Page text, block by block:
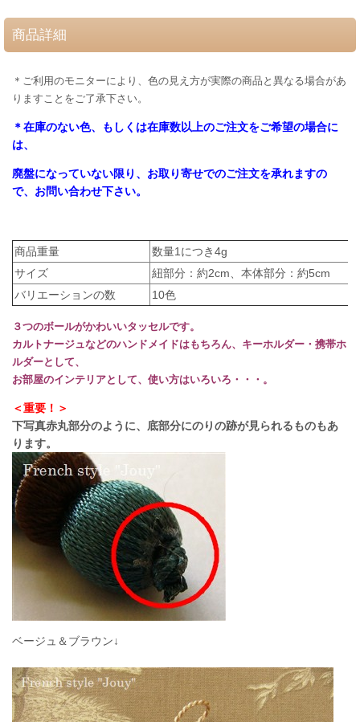
商品詳細
＊ご利用のモニターにより、色の見え方が実際の商品と異なる場合があ
りますことをご了承下さい。
＊在庫のない色、もしくは在庫数以上のご注文をご希望の場合に
は、
廃盤になっていない限り、お取り寄せでのご注文を承れますの
で、お問い合わせ下さい。
商品重量
数量1につき4g
サイズ
紐部分：約2cm、本体部分：約5cm
バリエーションの数
10色
３つのボールがかわいいタッセルです。
カルトナージュなどのハンドメイドはもちろん、キーホルダー・携帯ホ
ルダーとして、
お部屋のインテリアとして、使い方はいろいろ・・・。
＜重要！＞
下写真赤丸部分のように、底部分にのりの跡が見られるものもあ
ります。
ベージュ＆ブラウン↓